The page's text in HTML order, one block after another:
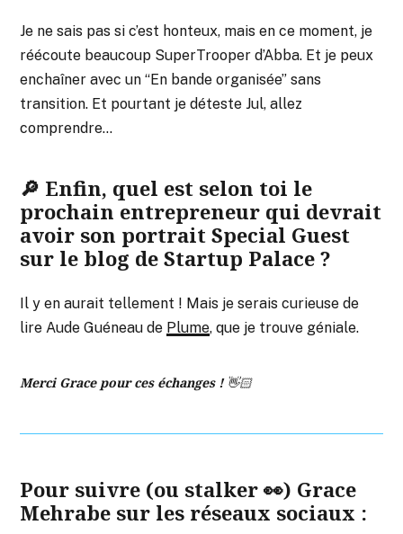
Je ne sais pas si c’est honteux, mais en ce moment, je
réécoute beaucoup SuperTrooper d’Abba. Et je peux
enchaîner avec un “En bande organisée” sans
transition. Et pourtant je déteste Jul, allez
comprendre…
🔎 Enfin, quel est selon toi le
prochain entrepreneur qui devrait
avoir son portrait Special Guest
sur le blog de Startup Palace ?
Il y en aurait tellement ! Mais je serais curieuse de
lire Aude Guéneau de Plume, que je trouve géniale.
Merci Grace pour ces échanges ! 👋🏻
Pour suivre (ou stalker 👀) Grace
Mehrabe sur les réseaux sociaux :